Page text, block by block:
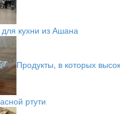
кухни из Ашана
Продукты, в которых
ртути